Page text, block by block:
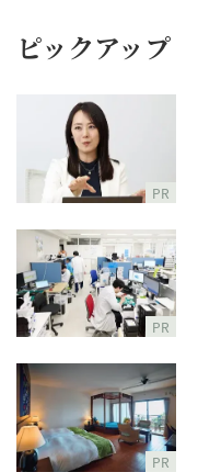
ピックアップ
PR
PR
PR